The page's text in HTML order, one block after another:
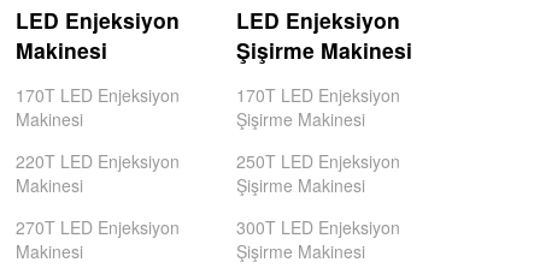
LED Enjeksiyon
Makinesi
170T LED Enjeksiyon
Makinesi
220T LED Enjeksiyon
Makinesi
270T LED Enjeksiyon
Makinesi
LED Enjeksiyon
Şişirme Makinesi
170T LED Enjeksiyon
Şişirme Makinesi
250T LED Enjeksiyon
Şişirme Makinesi
300T LED Enjeksiyon
Şişirme Makinesi